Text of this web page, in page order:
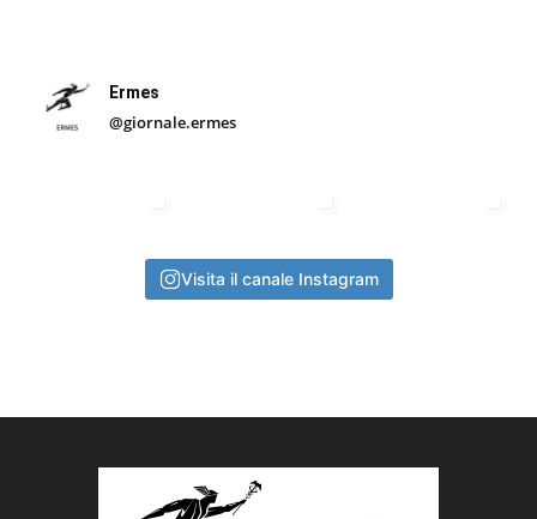
Ermes
@giornale.ermes
Visita il canale Instagram